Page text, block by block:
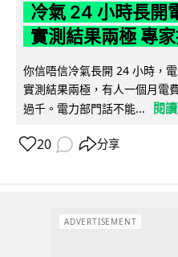
冷氣 24 小時長開
實測結果兩極 專
你信唔信冷氣長開 24 小時，
實測結果兩極，有人一個月電
過千。電力部門話不能...
閱
20 分享
ADVERTISEMENT